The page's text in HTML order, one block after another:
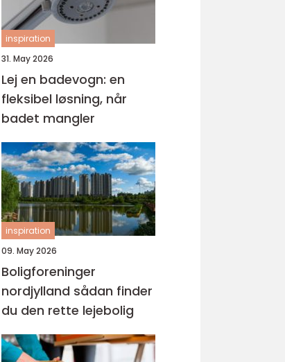
inspiration
31. May 2026
Lej en badevogn: en
fleksibel løsning, når
badet mangler
inspiration
09. May 2026
Boligforeninger
nordjylland sådan finder
du den rette lejebolig